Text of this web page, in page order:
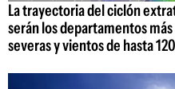
La trayectoria del ciclón
serán los departamentos
severas y vientos de hasta